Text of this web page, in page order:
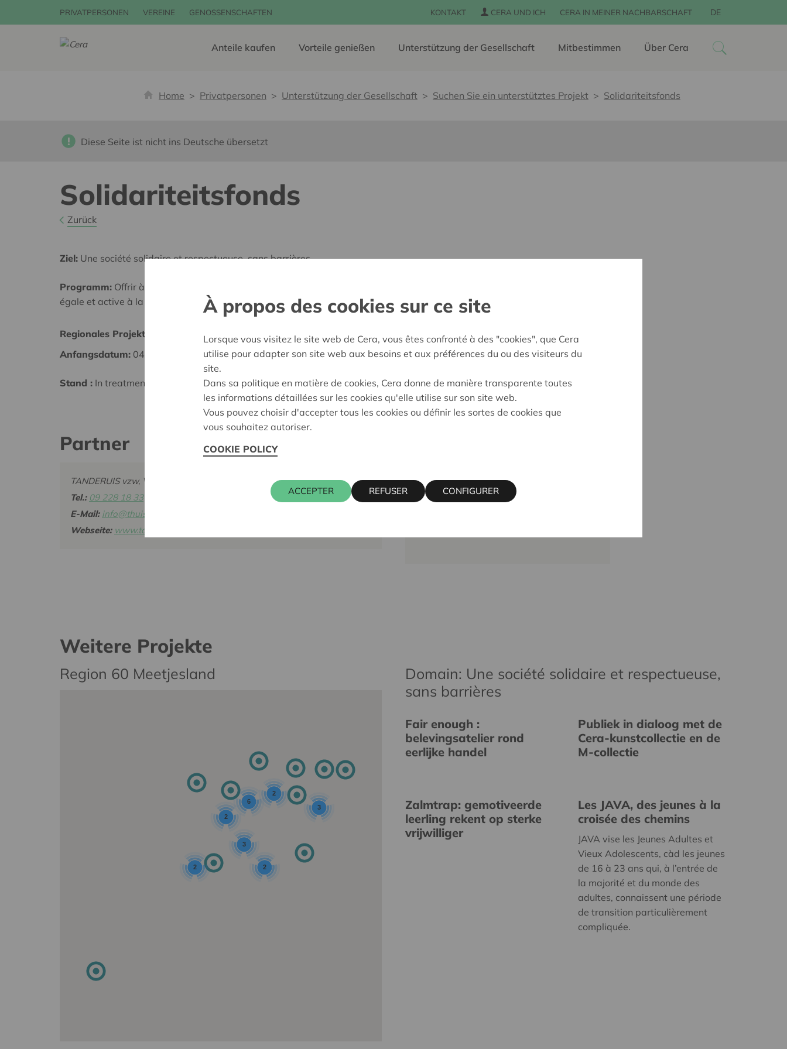
PRIVATPERSONEN VEREINE GENOSSENSCHAFTEN KONTAKT CERA UND ICH CERA IN MEINER NACHBARSCHAFT DE
Anteile kaufen Vorteile genießen Unterstützung der Gesellschaft Mitbestimmen Über Cera
Home Privatpersonen Unterstützung der Gesellschaft Suchen Sie ein unterstütztes Projekt Solidariteitsfonds
Diese Seite ist nicht ins Deutsche übersetzt
Solidariteitsfonds
Zurück
Ziel: Une société solidaire et respectueuse, sans barrières
Programm: Offrir à tous les mêmes chances de participer à part entière,
égale et active à la société
Regionales Projekt
Anfangsdatum: 04/06/2026
Stand : In treatment
Meetjesland
Datum:04/06/2026
Entscheidung:Approved
Partner
TANDERUIS vzw, Visstraat 14, 9900 EEKLO
Tel.: 09 228 18 33
E-Mail: info@thuisbegeleidingautisme.be
Webseite: www.tanderuis.be
WIM INGELS
Weitere Projekte
Region 60 Meetjesland
2
3
3
6
2 2
2
Domain: Une société solidaire et respectueuse,
sans barrières
Fair enough :
belevingsatelier rond
eerlijke handel
Publiek in dialoog met de
Cera-kunstcollectie en de
M-collectie
Zalmtrap: gemotiveerde
leerling rekent op sterke
vrijwilliger
Les JAVA, des jeunes à la
croisée des chemins
JAVA vise les Jeunes Adultes et
Vieux Adolescents, càd les jeunes
de 16 à 23 ans qui, à l’entrée de
la majorité et du monde des
adultes, connaissent une période
de transition particulièrement
compliquée.
À propos des cookies sur ce site
Lorsque vous visitez le site web de Cera, vous êtes confronté à des "cookies", que Cera
utilise pour adapter son site web aux besoins et aux préférences du ou des visiteurs du
site.
Dans sa politique en matière de cookies, Cera donne de manière transparente toutes
les informations détaillées sur les cookies qu'elle utilise sur son site web.
Vous pouvez choisir d'accepter tous les cookies ou définir les sortes de cookies que
vous souhaitez autoriser.
COOKIE POLICY
ACCEPTER REFUSER CONFIGURER